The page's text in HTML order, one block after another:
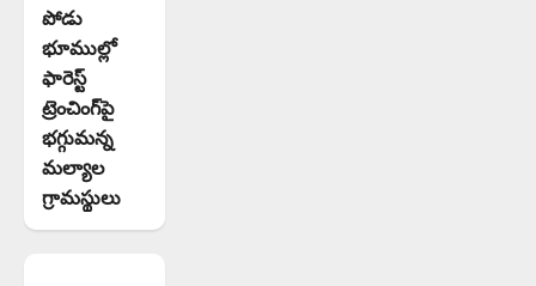
పోడు
భూముల్లో
ఫారెస్ట్
ట్రెంచింగ్‌పై
భగ్గుమన్న
మల్యాల
గ్రామస్థులు